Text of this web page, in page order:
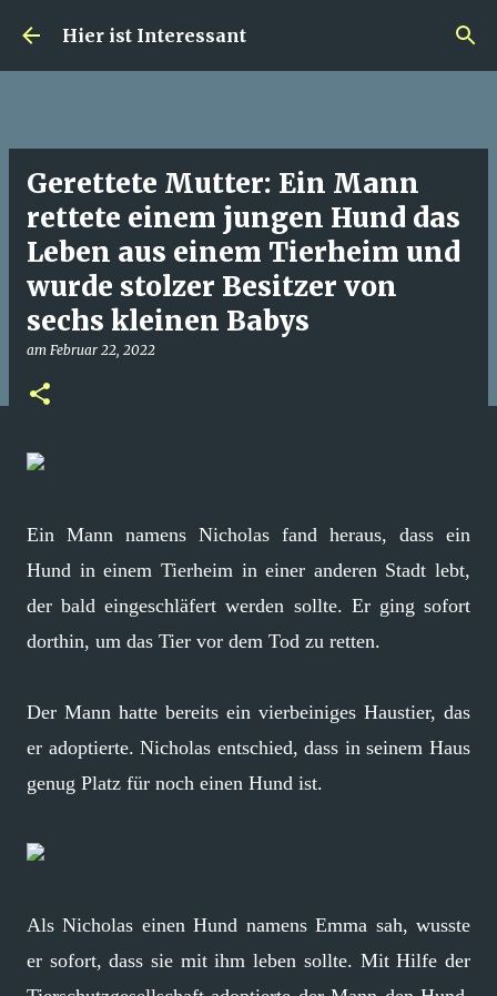
Direkt zum Hauptbereich
Hier ist Interessant
Gerettete Mutter: Ein Mann
rettete einem jungen Hund das
Leben aus einem Tierheim und
wurde stolzer Besitzer von
sechs kleinen Babys
am Februar 22, 2022
Ein Mann namens Nicholas fand heraus, dass ein
Hund in einem Tierheim in einer anderen Stadt lebt,
der bald eingeschläfert werden sollte. Er ging sofort
dorthin, um das Tier vor dem Tod zu retten.
Der Mann hatte bereits ein vierbeiniges Haustier, das
er adoptierte. Nicholas entschied, dass in seinem Haus
genug Platz für noch einen Hund ist.
Als Nicholas einen Hund namens Emma sah, wusste
er sofort, dass sie mit ihm leben sollte. Mit Hilfe der